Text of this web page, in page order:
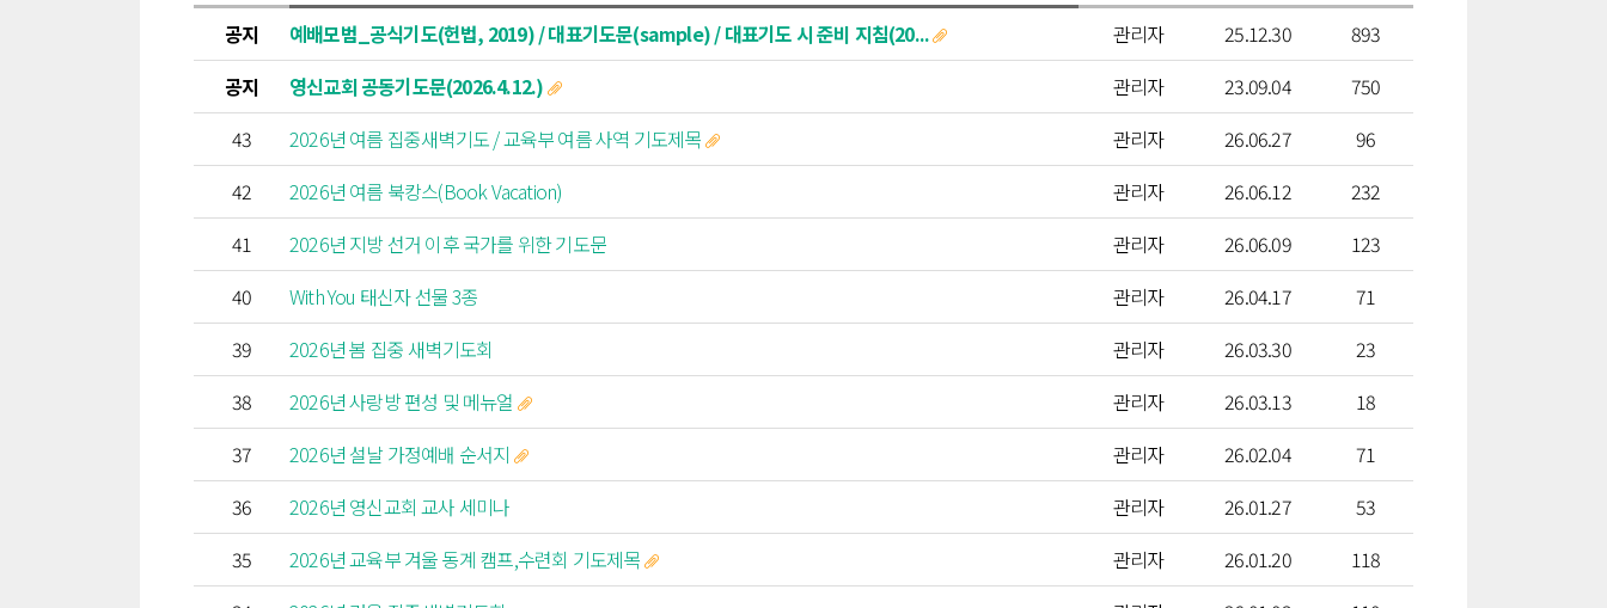
공지
예배모범_공식기도(헌법, 2019) / 대표기도문(sample) / 대표기도 시 준비 지침(20... 관리자 25.12.30
893
공지
영신교회 공동기도문(2026.4.12.) 관리자 23.09.04
750
43
2026년 여름 집중새벽기도 / 교육부 여름 사역 기도제목 관리자 26.06.27
96
42
2026년 여름 북캉스(Book Vacation) 관리자 26.06.12
232
41
2026년 지방 선거 이후 국가를 위한 기도문 관리자 26.06.09
123
40
With You 태신자 선물 3종 관리자 26.04.17
71
39
2026년 봄 집중 새벽기도회 관리자 26.03.30
23
38
2026년 사랑방 편성 및 메뉴얼 관리자 26.03.13
18
37
2026년 설날 가정예배 순서지 관리자 26.02.04
71
36
2026년 영신교회 교사 세미나 관리자 26.01.27
53
35
2026년 교육부 겨울 동계 캠프,수련회 기도제목 관리자 26.01.20
118